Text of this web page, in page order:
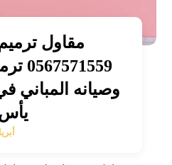
مقاول
وصيانه المباني
أبريل